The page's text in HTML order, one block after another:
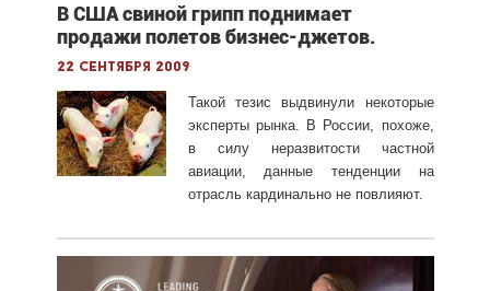
В США свиной грипп поднимает
продажи полетов бизнес-джетов.
22 сентября 2009
Такой тезис выдвинули некоторые
эксперты рынка. В России, похоже,
в силу неразвитости частной
авиации, данные тенденции на
отрасль кардинально не повлияют.